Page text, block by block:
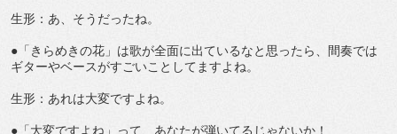
生形：あ、そうだったね。
●「きらめきの花」は歌が全面に出ているなと思ったら、間奏では
ギターやベースがすごいことしてますよね。
生形：あれは大変ですよね。
●「大変ですよね」って、あなたが弾いてるじゃないか！